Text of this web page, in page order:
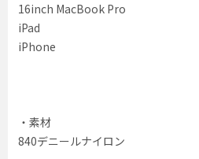
16inch MacBook Pro
iPad
iPhone
・素材
840デニールナイロン